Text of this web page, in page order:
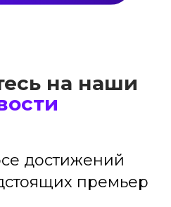
на наши
достижений
премьер